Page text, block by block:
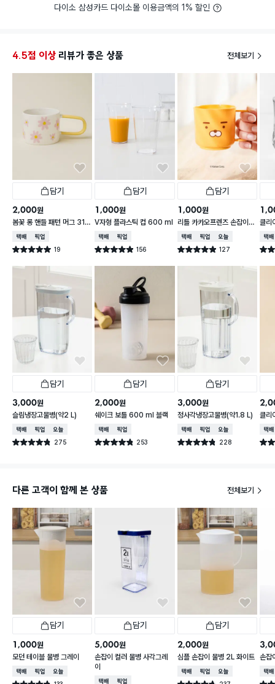
다이소 삼성카드 다이소몰 이용금액의 1% 할인
4.5점 이상 리뷰가 좋은 상품 전체보기
담기
2,000원
봄꽃 롱 핸들 패턴 머그 310
ml
택배배송매장픽업
별점 5.0점 19
건 작성
담기
1,000원
V자형 플라스틱 컵 600 ml
택배배송매장픽업
별점 4.9점 156
건 작성
담기
1,000원
리틀 카카오프렌즈 손잡이
라이언 컵 200ml
택배배송매장픽업오늘배송
별점 4.9점 127
건 작성
클리
ml
택배
별점
담기
3,000원
슬림냉장고물병(약2 L)
택배배송매장픽업오늘배송
별점 4.8점 275
건 작성
담기
2,000원
쉐이크 보틀 600 ml 블랙
택배배송매장픽업
별점 4.8점 253
건 작성
담기
3,000원
정사각냉장고물병(약1.8 L)
택배배송매장픽업오늘배송
별점 4.8점 228
건 작성
클리
택배
별점
다른 고객이 함께 본 상품 전체보기
담기
1,000원
모던 테이블 물병 그레이
택배배송매장픽업오늘배송
담기
5,000원
손잡이 컬러 물병 사각그레
이
택배배송매장픽업
담기
2,000원
심플 손잡이 물병 2L 화이트
택배배송매장픽업오늘배송
손잡
택배